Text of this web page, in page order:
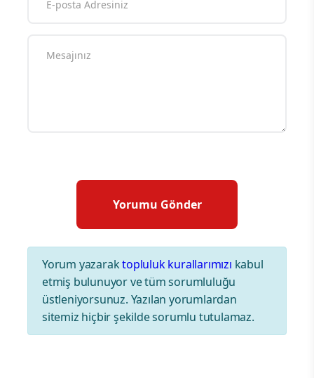
Yorum yazaraktopluluk kurallarımızı kabul
etmiş bulunuyor ve tüm sorumluluğu
üstleniyorsunuz. Yazılan yorumlardan
sitemiz hiçbir şekilde sorumlu tutulamaz.